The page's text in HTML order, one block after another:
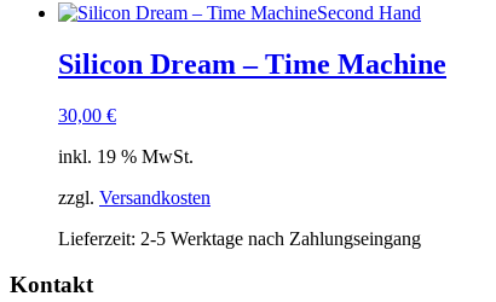
Second Hand
Silicon Dream ‎– Time Machine
30,00 €
inkl. 19 % MwSt.
zzgl. Versandkosten
Lieferzeit: 2-5 Werktage nach Zahlungseingang
Kontakt